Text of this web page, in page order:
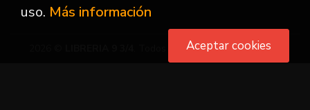
. Todos los Derechos Reservados
uso. Más información
Aceptar cookies